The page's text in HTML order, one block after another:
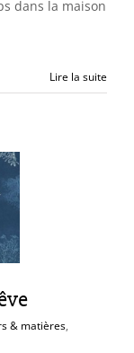
dans la maison
Lire la suite
& matières,